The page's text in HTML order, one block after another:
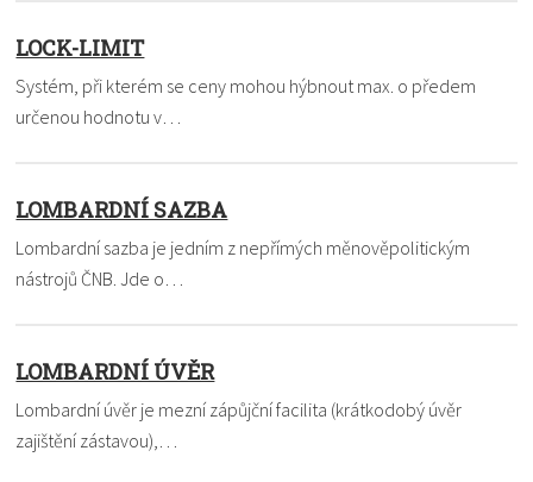
LOCK-LIMIT
Systém, při kterém se ceny mohou hýbnout max. o předem
určenou hodnotu v…
LOMBARDNÍ SAZBA
Lombardní sazba je jedním z nepřímých měnověpolitickým
nástrojů ČNB. Jde o…
LOMBARDNÍ ÚVĚR
Lombardní úvěr je mezní zápůjční facilita (krátkodobý úvěr
zajištění zástavou),…